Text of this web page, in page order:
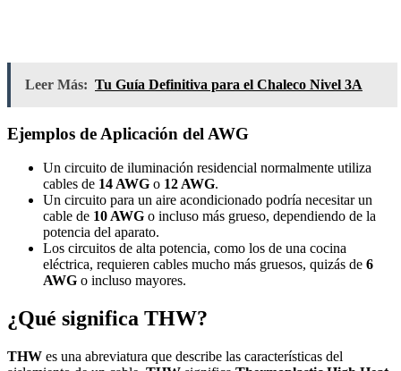
Leer Más: Tu Guía Definitiva para el Chaleco Nivel 3A
Ejemplos de Aplicación del AWG
Un circuito de iluminación residencial normalmente utiliza
cables de 14 AWG o 12 AWG.
Un circuito para un aire acondicionado podría necesitar un
cable de 10 AWG o incluso más grueso, dependiendo de la
potencia del aparato.
Los circuitos de alta potencia, como los de una cocina
eléctrica, requieren cables mucho más gruesos, quizás de 6
AWG o incluso mayores.
¿Qué significa THW?
THW es una abreviatura que describe las características del